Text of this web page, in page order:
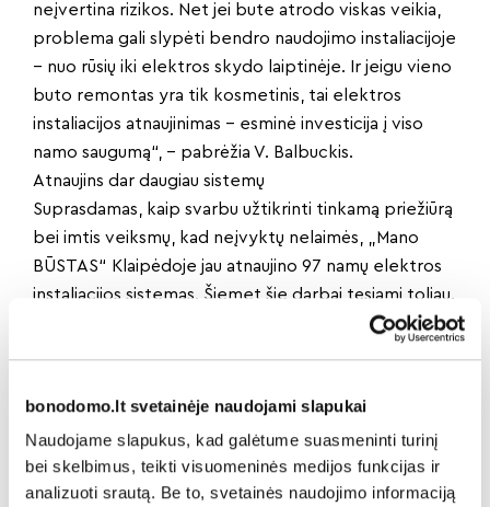
bonodomo.lt svetainėje naudojami slapukai
Naudojame slapukus, kad galėtume suasmeninti turinį
bei skelbimus, teikti visuomeninės medijos funkcijas ir
analizuoti srautą. Be to, svetainės naudojimo informaciją
neįvertina rizikos. Net jei bute atrodo viskas veikia,
problema gali slypėti bendro naudojimo instaliacijoje
– nuo rūsių iki elektros skydo laiptinėje. Ir jeigu vieno
buto remontas yra tik kosmetinis, tai elektros
instaliacijos atnaujinimas – esminė investicija į viso
namo saugumą“, – pabrėžia V. Balbuckis.
Atnaujins dar daugiau sistemų
Suprasdamas, kaip svarbu užtikrinti tinkamą priežiūrą
bei imtis veiksmų, kad neįvyktų nelaimės, „Mano
BŪSTAS“ Klaipėdoje jau atnaujino 97 namų elektros
instaliacijos sistemas. Šiemet šie darbai tęsiami toliau.
Pasak V. Balbuckio, planuojama, kad iki metų
„Nors mūsų specialistai periodiškai inspektuoja
elektros instaliacijos sistemas, tačiau raginame ir
pačius gyventojus būti proaktyviems. Pastebėjus
neatitikimus nepatariame patiems imtis veiksmų, o